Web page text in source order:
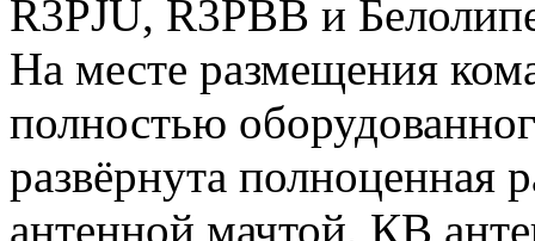
R3PJU, R3PBB и
На месте размещения
полностью
развёрнута полноценная
антенной мачтой, КВ